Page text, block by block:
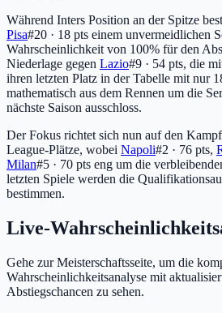
Während Inters Position an der Spitze
Pisa#20 · 18 pts einem unvermeidlichen
Wahrscheinlichkeit von 100% für den
Niederlage gegen Lazio#9 · 54 pts, die
ihren letzten Platz in der Tabelle mit nur
mathematisch aus dem Rennen um die
nächste Saison ausschloss.
Der Fokus richtet sich nun auf den
League-Plätze, wobei Napoli#2 · 76 pts,
Milan#5 · 70 pts eng um die
letzten Spiele werden die
bestimmen.
Live-
Gehe zur Meisterschaftsseite, um die
Wahrscheinlichkeitsanalyse mit
Abstiegschancen zu sehen.